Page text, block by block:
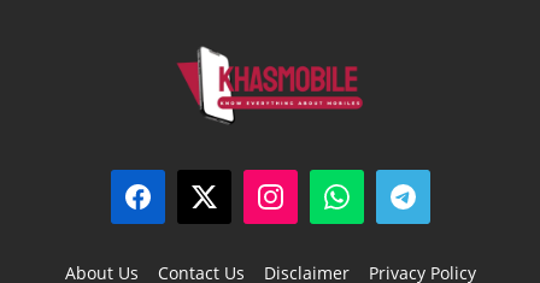
About Us Contact Us Disclaimer Privacy Policy